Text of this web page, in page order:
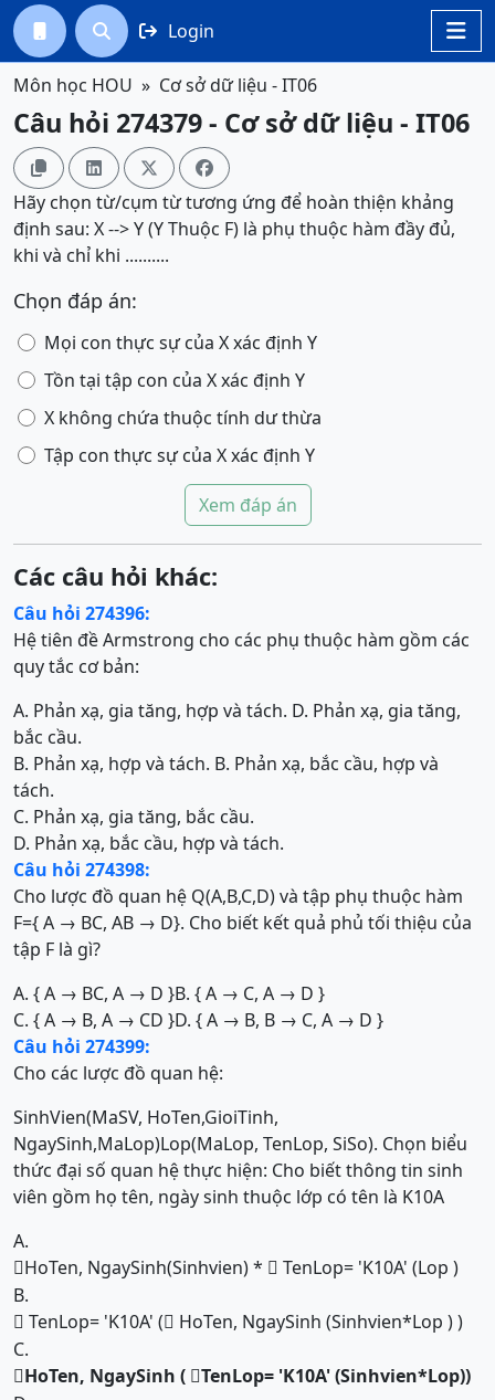

  Login
Môn học HOU Cơ sở dữ liệu - IT06
Câu hỏi 274379 - Cơ sở dữ liệu - IT06
   
Hãy chọn từ/cụm từ tương ứng để hoàn thiện khảng
định sau: X --> Y (Y Thuộc F) là phụ thuộc hàm đầy đủ,
khi và chỉ khi ..........
Chọn đáp án:
Mọi con thực sự của X xác định Y
Tồn tại tập con của X xác định Y
X không chứa thuộc tính dư thừa
Tập con thực sự của X xác định Y
Xem đáp án
Các câu hỏi khác:
Câu hỏi 274396:
Hệ tiên đề Armstrong cho các phụ thuộc hàm gồm các
quy tắc cơ bản:
A. Phản xạ, gia tăng, hợp và tách. D. Phản xạ, gia tăng,
bắc cầu.
B. Phản xạ, hợp và tách. B. Phản xạ, bắc cầu, hợp và
tách.
C. Phản xạ, gia tăng, bắc cầu.
D. Phản xạ, bắc cầu, hợp và tách.
Câu hỏi 274398:
Cho lược đồ quan hệ Q(A,B,C,D) và tập phụ thuộc hàm
F={ A → BC, AB → D}. Cho biết kết quả phủ tối thiệu của
tập F là gì?
A. { A → BC, A → D }B. { A → C, A → D }
C. { A → B, A → CD }D. { A → B, B → C, A → D }
Câu hỏi 274399:
Cho các lược đồ quan hệ:
SinhVien(MaSV, HoTen,GioiTinh,
NgaySinh,MaLop)Lop(MaLop, TenLop, SiSo). Chọn biểu
thức đại số quan hệ thực hiện: Cho biết thông tin sinh
viên gồm họ tên, ngày sinh thuộc lớp có tên là K10A
A.
HoTen, NgaySinh(Sinhvien) *  TenLop= 'K10A' (Lop )
B.
 TenLop= 'K10A' ( HoTen, NgaySinh (Sinhvien*Lop ) )
C.
HoTen, NgaySinh ( TenLop= 'K10A'(Sinhvien*Lop))